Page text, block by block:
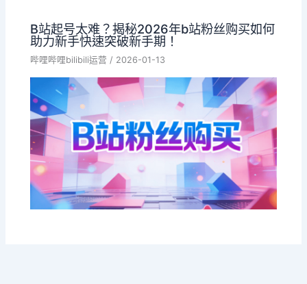
B站起号太难？揭秘2026年b站粉丝购买如何
助力新手快速突破新手期！
哔哩哔哩bilibili运营 / 2026-01-13